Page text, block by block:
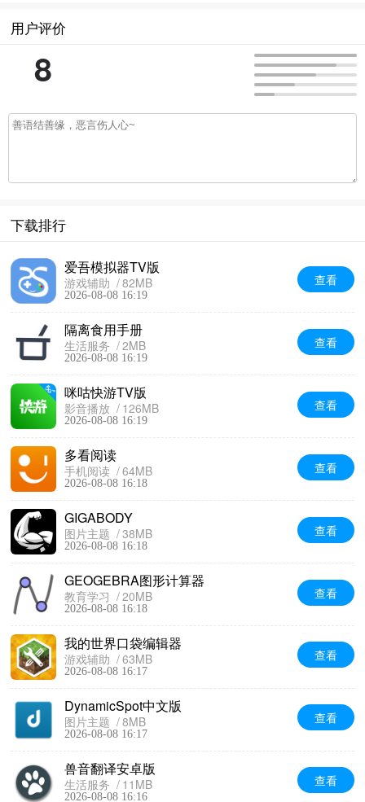
用户评价
8
下载排行
爱吾模拟器TV版
游戏辅助 82MB
2026-08-08 16:19
查看
隔离食用手册
生活服务 2MB
2026-08-08 16:19
查看
咪咕快游TV版
影音播放 126MB
2026-08-08 16:19
查看
多看阅读
手机阅读 64MB
2026-08-08 16:18
查看
GIGABODY
图片主题 38MB
2026-08-08 16:18
查看
GEOGEBRA图形计算器
教育学习 20MB
2026-08-08 16:18
查看
我的世界口袋编辑器
游戏辅助 63MB
2026-08-08 16:17
查看
DynamicSpot中文版
图片主题 8MB
2026-08-08 16:17
查看
兽音翻译安卓版
生活服务 11MB
2026-08-08 16:16
查看